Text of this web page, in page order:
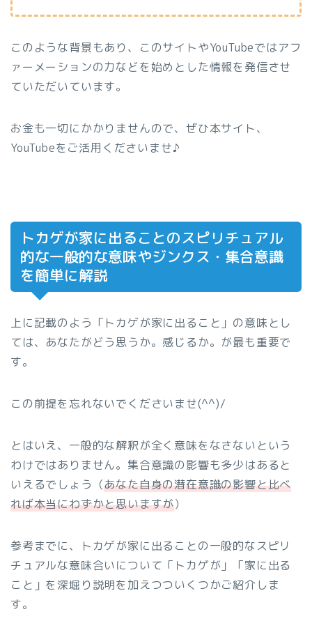
このような背景もあり、このサイトやYouTubeではアフ
ァーメーションの力などを始めとした情報を発信させ
ていただいています。
お金も一切にかかりませんので、ぜひ本サイト、
YouTubeをご活用くださいませ♪
トカゲが家に出ることのスピリチュアル
的な一般的な意味やジンクス・集合意識
を簡単に解説
上に記載のよう「トカゲが家に出ること」の意味とし
ては、あなたがどう思うか。感じるか。が最も重要で
す。
この前提を忘れないでくださいませ(^^)/
とはいえ、一般的な解釈が全く意味をなさないという
わけではありません。集合意識の影響も多少はあると
いえるでしょう（あなた自身の潜在意識の影響と比べ
れば本当にわずかと思いますが）
参考までに、トカゲが家に出ることの一般的なスピリ
チュアルな意味合いについて「トカゲが」「家に出る
こと」を深堀り説明を加えつついくつかご紹介しま
す。